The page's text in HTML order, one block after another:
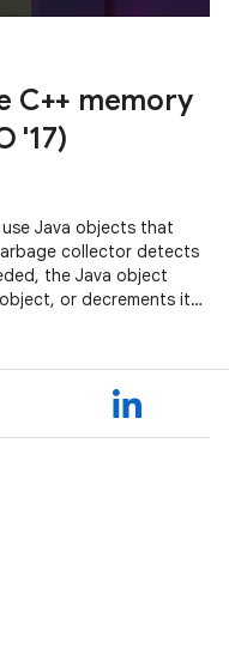
C++ memory
'17)
Java objects that
collector detects
the Java object
or decrements its